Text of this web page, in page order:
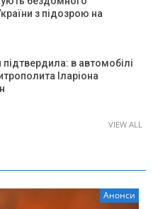
з підозрою на
підтвердила: в автомобілі
Іларіона
VIEW ALL
Анонси